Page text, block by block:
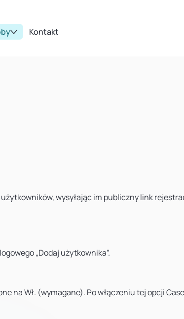
Kontakt
wysyłając im publiczny link
„Dodaj użytkownika”.
na Wł. (wymagane). Po włączeniu tej opcji